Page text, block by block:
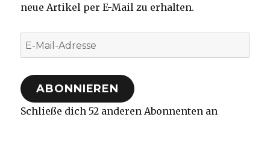
neue Artikel per E-Mail zu erhalten.
E-
Mail-
Adresse
ABONNIEREN
Schließe dich 52 anderen Abonnenten an